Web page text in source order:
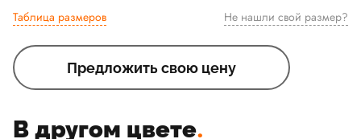
Таблица размеров Не нашли свой размер?
Предложить свою цену
В другом цвете.